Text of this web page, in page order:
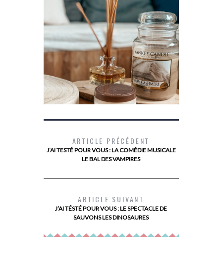
LONGTEMPS AVEC LE NOUVEAU BAUME
PALMER’S
ARTICLE PRÉCÉDENT
J’AI TESTÉ POUR VOUS : LA COMÉDIE MUSICALE
LE BAL DES VAMPIRES
ARTICLE SUIVANT
J’AI TÉSTÉ POUR VOUS : LE SPECTACLE DE
SAUVONS LES DINOSAURES